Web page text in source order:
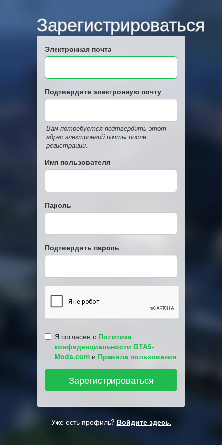
Зарегистрироваться
Электронная почта
Подтвердите электронную почту
Вам потребуется подтвердить этот
адрес электронной почты после
регистрации.
Имя пользователя
Пароль
Подтвердить пароль
Я согласен с Политика
конфиденциальности GTA5-
Mods.com и Правила пользования
Уже есть профиль? Войдите здесь.